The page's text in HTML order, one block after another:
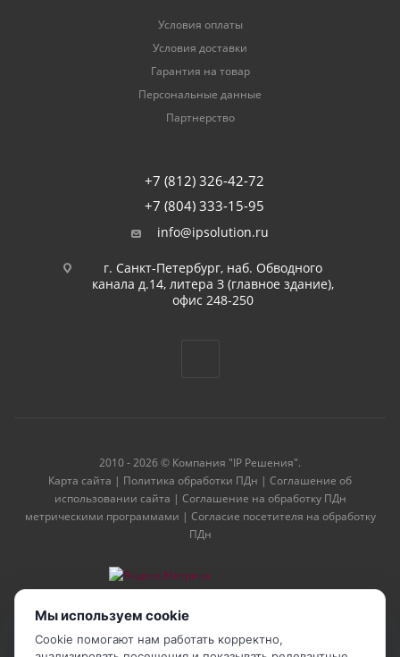
Условия оплаты
Условия доставки
Гарантия на товар
Персональные данные
Партнерство
+7 (812) 326-42-72
+7 (804) 333-15-95
info@ipsolution.ru
г. Санкт-Петербург, наб. Обводного
канала д.14, литера З (главное здание),
офис 248-250
2010 - 2026 © Компания "IP Решения".
Карта сайта | Политика обработки ПДн | Соглашение об
использовании сайта | Соглашение на обработку ПДн
метрическими программами | Согласие посетителя на обработку
ПДн
Мы используем cookie
Cookie помогают нам работать корректно,